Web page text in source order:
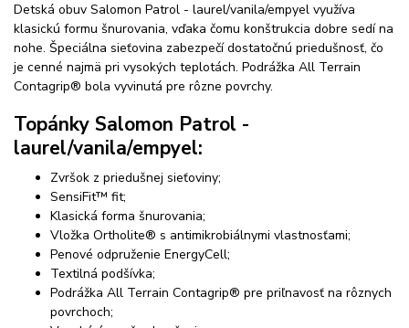
Detská obuv Salomon Patrol - laurel/vanila/empyel využíva
klasickú formu šnurovania, vďaka čomu konštrukcia dobre sedí na
nohe. Špeciálna sieťovina zabezpečí dostatočnú priedušnosť, čo
je cenné najmä pri vysokých teplotách. Podrážka All Terrain
Contagrip® bola vyvinutá pre rôzne povrchy.
Topánky Salomon Patrol -
laurel/vanila/empyel:
Zvršok z priedušnej sieťoviny;
SensiFit™ fit;
Klasická forma šnurovania;
Vložka Ortholite® s antimikrobiálnymi vlastnosťami;
Penové odpruženie EnergyCell;
Textilná podšívka;
Podrážka All Terrain Contagrip® pre priľnavosť na rôznych
povrchoch;